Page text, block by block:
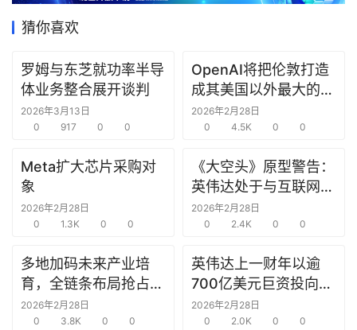
研
报
告
之
窗
机
链
合
圈
猜你喜欢
罗姆与东芝就功率半导
体业务整合展开谈判
2026年3月13日
0
917 0 0
OpenAI将把伦敦打造
成其美国以外最大的研
究中心
2026年2月28日
0
4.5K 0 0
Meta扩大芯片采购对
象
2026年2月28日
0
1.3K 0 0
《大空头》原型警告：
英伟达处于与互联网泡
沫时期思科同样的“危
险境地”
2026年2月28日
0
2.4K 0 0
多地加码未来产业培
育，全链条布局抢占新
赛道先机
2026年2月28日
0
3.8K 0 0
英伟达上一财年以逾
700亿美元巨资投向合
作方，竭力巩固AI芯片
需求
2026年2月28日
0
2.0K 0 0